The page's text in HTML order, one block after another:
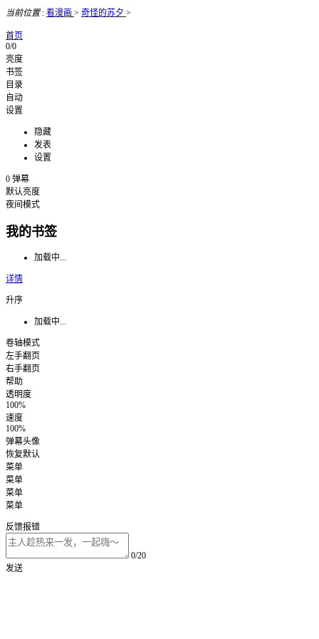
当前位置: 看漫画 > 奇怪的苏夕 >
首页
0/0
亮度
书签
目录
自动
设置
隐藏
发表
设置
0 弹幕
默认亮度
夜间模式
我的书签
加载中...
详情
升序
加载中...
卷轴模式
左手翻页
右手翻页
帮助
透明度
100%
速度
100%
弹幕头像
恢复默认
菜单
菜单
菜单
菜单
反馈报错
0/20
发送